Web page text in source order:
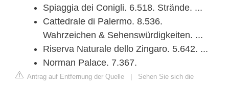
Spiaggia dei Conigli. 6.518. Strände. ...
Cattedrale di Palermo. 8.536.
Wahrzeichen & Sehenswürdigkeiten. ...
Riserva Naturale dello Zingaro. 5.642. ...
Norman Palace. 7.367.
Antrag auf Entfernung der Quelle | Sehen Sie sich die